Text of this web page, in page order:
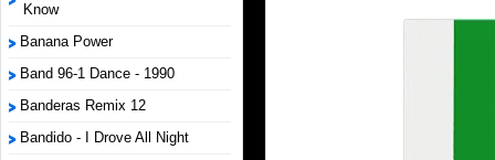
Know
Banana Power
Band 96-1 Dance - 1990
Banderas Remix 12
Bandido - I Drove All Night